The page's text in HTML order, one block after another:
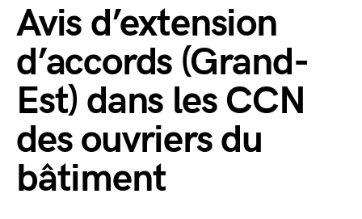
Avis d’extension
d’accords (Grand-
Est) dans les CCN
des ouvriers du
bâtiment